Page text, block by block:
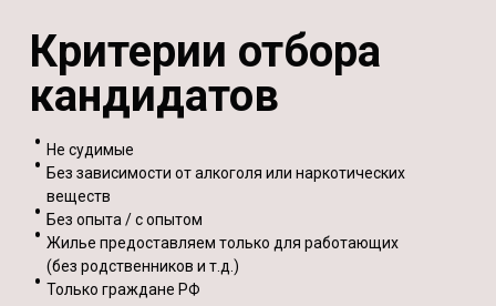
Критерии отбора
кандидатов
Не судимые
Без зависимости от алкоголя или наркотических
веществ
Без опыта / с опытом
Жилье предоставляем только для работающих
(без родственников и т.д.)
Только граждане РФ